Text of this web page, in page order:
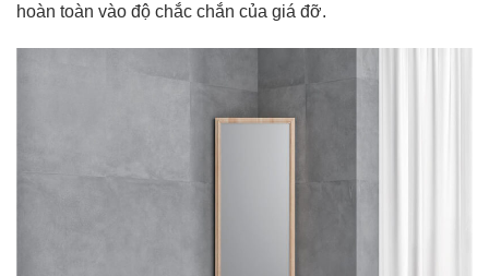
hoàn toàn vào độ chắc chắn của giá đỡ.